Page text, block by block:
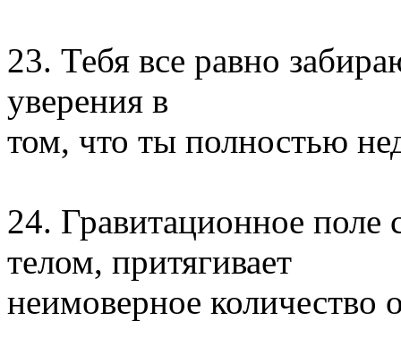
23. Тебя все равно
уверения в
том, что ты полностью
24. Гравитационное поле
телом, притягивает
неимоверное количество